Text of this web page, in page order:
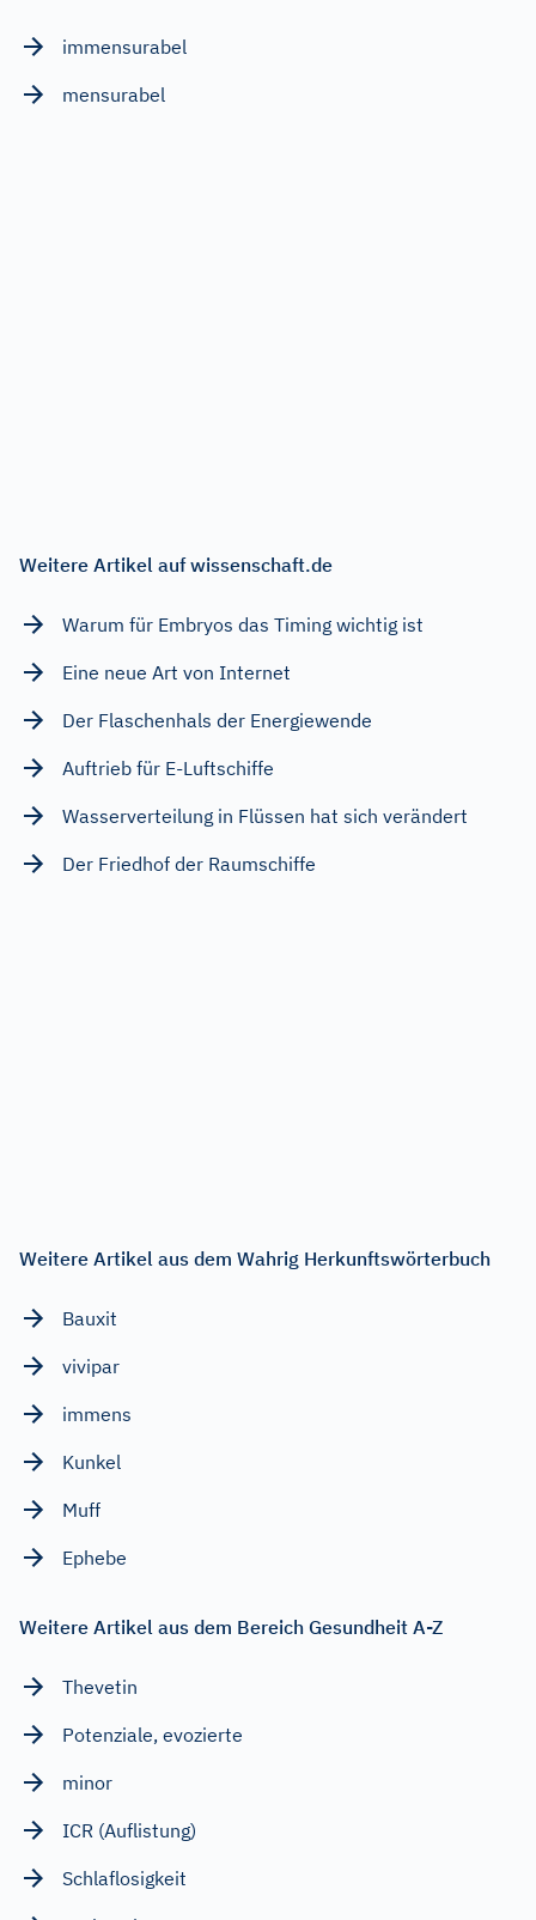
immensurabel
mensurabel
Weitere Artikel auf wissenschaft.de
Warum für Embryos das Timing wichtig ist
Eine neue Art von Internet
Der Flaschenhals der Energiewende
Auftrieb für E-Luftschiffe
Wasserverteilung in Flüssen hat sich verändert
Der Friedhof der Raumschiffe
Weitere Artikel aus dem Wahrig Herkunftswörterbuch
Bauxit
vivipar
immens
Kunkel
Muff
Ephebe
Weitere Artikel aus dem Bereich Gesundheit A-Z
Thevetin
Potenziale, evozierte
minor
ICR (Auflistung)
Schlaflosigkeit